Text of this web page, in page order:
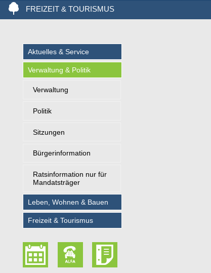
FREIZEIT & TOURISMUS
Aktuelles & Service
Verwaltung & Politik
Verwaltung
Politik
Sitzungen
Bürgerinformation
Ratsinformation nur für
Mandatsträger
Leben, Wohnen & Bauen
Freizeit & Tourismus